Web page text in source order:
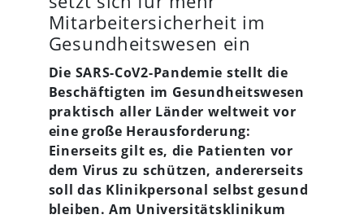
Mitarbeitersicherheit im
Gesundheitswesen ein
Die SARS-CoV2-Pandemie stellt die
Beschäftigten im Gesundheitswesen
praktisch aller Länder weltweit vor
eine große Herausforderung:
Einerseits gilt es, die Patienten vor
dem Virus zu schützen, andererseits
soll das Klinikpersonal selbst gesund
bleiben. Am Universitätsklinikum